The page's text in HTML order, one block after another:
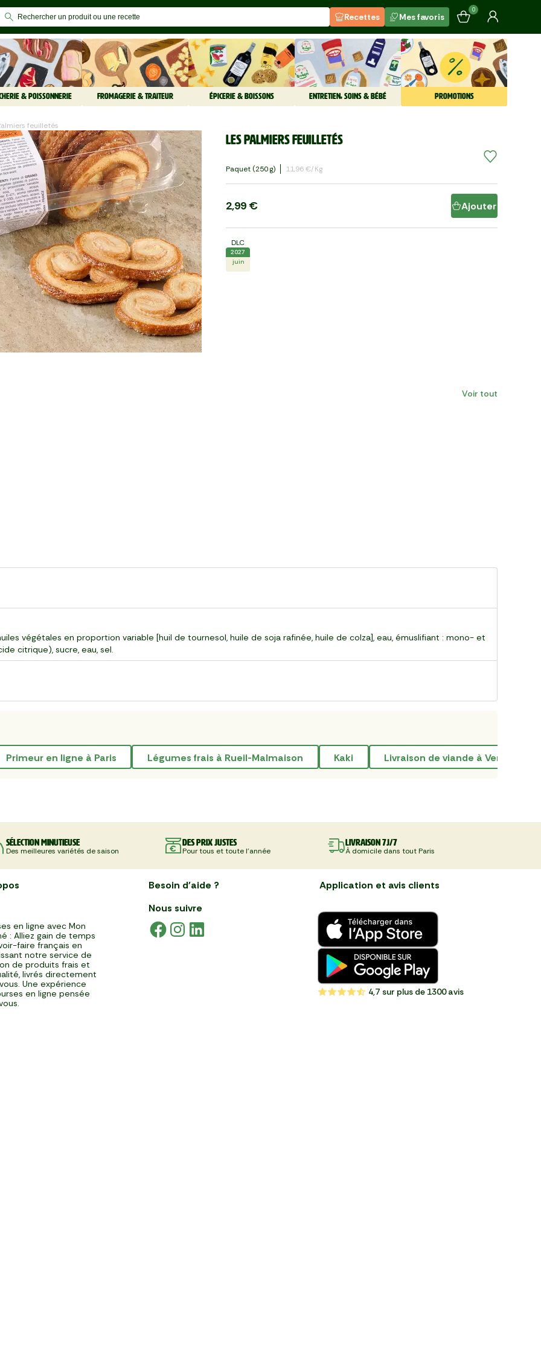
Recettes Mes favoris
0
& POISSONNERIE FROMAGERIE & TRAITEUR ÉPICERIE & BOISSONS ENTRETIEN, SOINS & BÉBÉ PROMOTIONS
feuilletés
Les Palmiers feuilletés
Paquet (250 G) 11,96 €/kg
2,99 € Ajouter
DLC
2027
juin
Voir tout
végétales en proportion variable [huil de tournesol, huile de soja rafinée, huile de colza], eau, émuslifiant : mono- et
citrique), sucre, eau, sel.
Primeur en ligne à Paris Légumes frais à Rueil-Malmaison kaki Livraison de viande à Versailles
Sélection minutieuse
Des meilleures variétés de saison
Des prix justes
Pour tous et toute l'année
Livraison 7J/7
À domicile dans tout Paris
en ligne avec Mon
: Alliez gain de temps
faire français en
notre service de
de produits frais et
livrés directement
Une expérience
en ligne pensée
Besoin d'aide ?
Nous suivre
Application et avis clients
4,7 sur plus de 1300 avis